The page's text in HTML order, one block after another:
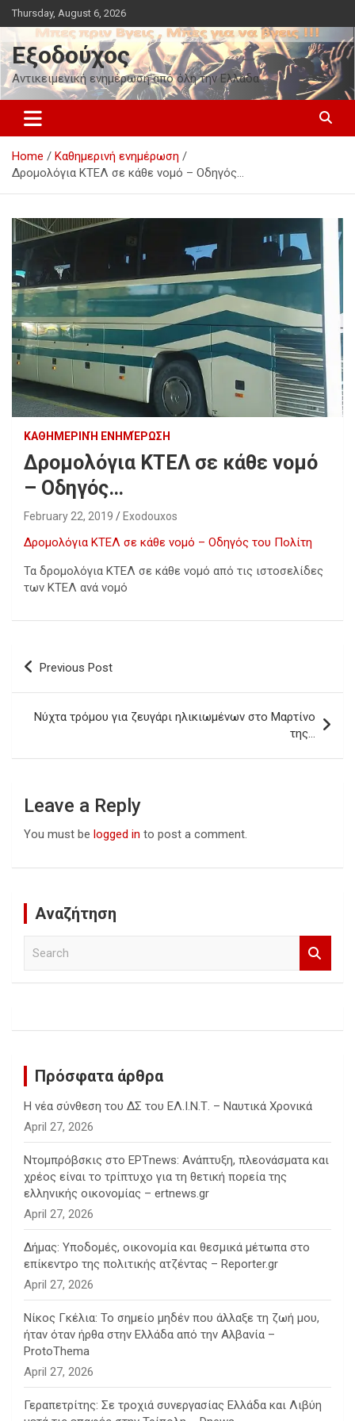
Skip
to
content
Thursday, August 6, 2026
Εξοδούχος
Αντικειμενική ενημέρωση από όλη την Ελλάδα
Home
Καθημερινή ενημέρωση
Δρομολόγια ΚΤΕΛ σε κάθε νομό – Οδηγός…
ΚΑΘΗΜΕΡΙΝΉ ΕΝΗΜΈΡΩΣΗ
Δρομολόγια ΚΤΕΛ σε κάθε νομό
– Οδηγός…
February 22, 2019 Exodouxos
Δρομολόγια ΚΤΕΛ σε κάθε νομό – Οδηγός του Πολίτη
Τα δρομολόγια ΚΤΕΛ σε κάθε νομό από τις ιστοσελίδες
των ΚΤΕΛ ανά νομό
Post
Previous Post
Νύχτα τρόμου για ζευγάρι ηλικιωμένων στο Μαρτίνο
της…
Leave a Reply
You must be logged in to post a comment.
Αναζήτηση
h
Πρόσφατα άρθρα
Η νέα σύνθεση του ΔΣ του ΕΛ.Ι.Ν.Τ. – Ναυτικά Χρονικά
April 27, 2026
Ντομπρόβσκις στο ΕΡΤnews: Ανάπτυξη, πλεονάσματα και
χρέος είναι το τρίπτυχο για τη θετική πορεία της
ελληνικής οικονομίας – ertnews.gr
April 27, 2026
Δήμας: Υποδομές, οικονομία και θεσμικά μέτωπα στο
επίκεντρο της πολιτικής ατζέντας – Reporter.gr
April 27, 2026
Νίκος Γκέλια: Το σημείο μηδέν που άλλαξε τη ζωή μου,
ήταν όταν ήρθα στην Ελλάδα από την Αλβανία –
ProtoThema
April 27, 2026
Γεραπετρίτης: Σε τροχιά συνεργασίας Ελλάδα και Λιβύη